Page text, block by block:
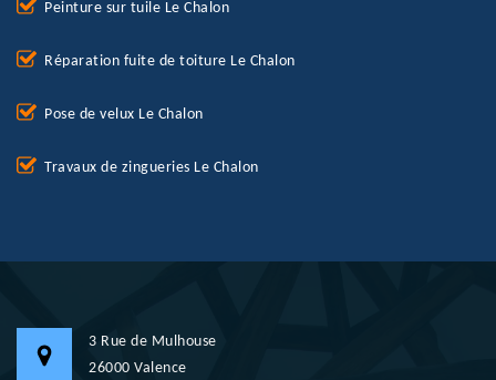
Peinture sur tuile Le Chalon
Réparation fuite de toiture Le Chalon
Pose de velux Le Chalon
Travaux de zingueries Le Chalon
3 Rue de Mulhouse
26000 Valence